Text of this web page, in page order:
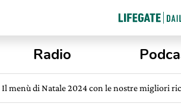
Radio
Il menù di Natale 2024 con le nostre migliori